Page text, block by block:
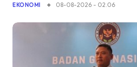
EKONOMI 08-08-2026 - 02.06